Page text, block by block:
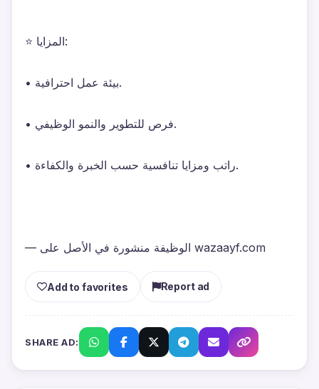
⭐ المزايا:
• بيئة عمل احترافية.
• فرص للتطوير والنمو الوظيفي.
• راتب ومزايا تنافسية حسب الخبرة والكفاءة.
— الوظيفة منشورة في الأصل على wazaayf.com
Add to favorites Report ad
SHARE AD: